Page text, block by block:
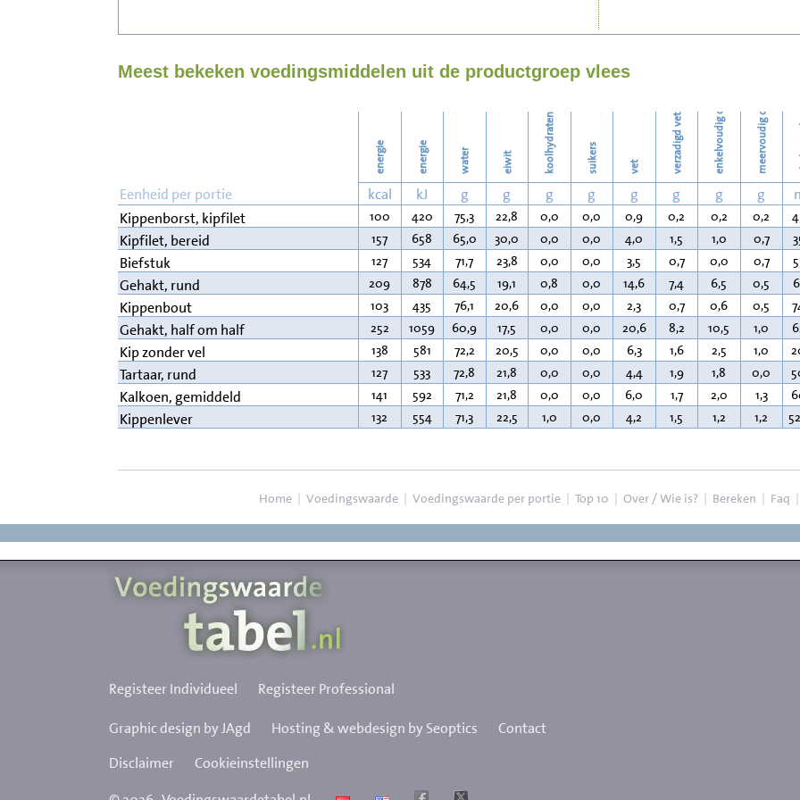
Wassen
Meest bekeken voedingsmiddelen uit de productgroep vlees
energie energie water eiwit koolhydraten suikers vet verzadigd vet enkelvoudig onverzadigd vet meervoudig onverzadigd vet
Eenheid per portie kcal kJ g g g g g g g g
Kippenborst, kipfilet
100 420 75,3 22,8 0,0 0,0 0,9 0,2 0,2 0,2
Kipfilet, bereid 157 658 65,0 30,0 0,0 0,0 4,0 1,5 1,0 0,7
Biefstuk 127 534 71,7 23,8 0,0 0,0 3,5 0,7 0,0 0,7
Gehakt, rund 209 878 64,5 19,1 0,8 0,0 14,6 7,4 6,5 0,5
Kippenbout 103 435 76,1 20,6 0,0 0,0 2,3 0,7 0,6 0,5
Gehakt, half om half 252 1059 60,9 17,5 0,0 0,0 20,6 8,2 10,5 1,0
Kip zonder vel 138 581 72,2 20,5 0,0 0,0 6,3 1,6 2,5 1,0
Tartaar, rund 127 533 72,8 21,8 0,0 0,0 4,4 1,9 1,8 0,0
Kalkoen, gemiddeld 141 592 71,2 21,8 0,0 0,0 6,0 1,7 2,0 1,3
Kippenlever 132 554 71,3 22,5 1,0 0,0 4,2 1,5 1,2 1,2
Home | Voedingswaarde | Voedingswaarde per portie | Top 10 | Over / Wie is? | Bereken | Faq |
Registeer Individueel Registeer Professional
Graphic design by JAgd Hosting & webdesign by Seoptics
Contact
Disclaimer
Cookieinstellingen